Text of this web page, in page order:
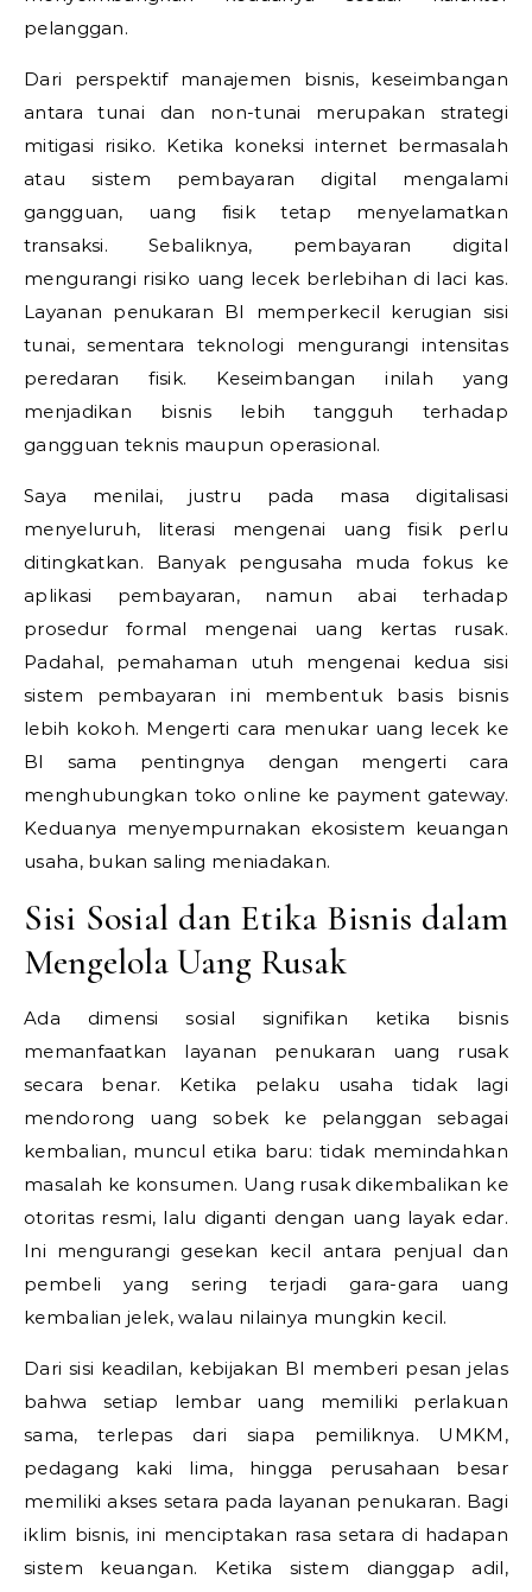
pelanggan.
Dari perspektif manajemen bisnis, keseimbangan
antara tunai dan non-tunai merupakan strategi
mitigasi risiko. Ketika koneksi internet bermasalah
atau sistem pembayaran digital mengalami
gangguan, uang fisik tetap menyelamatkan
transaksi. Sebaliknya, pembayaran digital
mengurangi risiko uang lecek berlebihan di laci kas.
Layanan penukaran BI memperkecil kerugian sisi
tunai, sementara teknologi mengurangi intensitas
peredaran fisik. Keseimbangan inilah yang
menjadikan bisnis lebih tangguh terhadap
gangguan teknis maupun operasional.
Saya menilai, justru pada masa digitalisasi
menyeluruh, literasi mengenai uang fisik perlu
ditingkatkan. Banyak pengusaha muda fokus ke
aplikasi pembayaran, namun abai terhadap
prosedur formal mengenai uang kertas rusak.
Padahal, pemahaman utuh mengenai kedua sisi
sistem pembayaran ini membentuk basis bisnis
lebih kokoh. Mengerti cara menukar uang lecek ke
BI sama pentingnya dengan mengerti cara
menghubungkan toko online ke payment gateway.
Keduanya menyempurnakan ekosistem keuangan
usaha, bukan saling meniadakan.
Sisi Sosial dan Etika Bisnis dalam
Mengelola Uang Rusak
Ada dimensi sosial signifikan ketika bisnis
memanfaatkan layanan penukaran uang rusak
secara benar. Ketika pelaku usaha tidak lagi
mendorong uang sobek ke pelanggan sebagai
kembalian, muncul etika baru: tidak memindahkan
masalah ke konsumen. Uang rusak dikembalikan ke
otoritas resmi, lalu diganti dengan uang layak edar.
Ini mengurangi gesekan kecil antara penjual dan
pembeli yang sering terjadi gara-gara uang
kembalian jelek, walau nilainya mungkin kecil.
Dari sisi keadilan, kebijakan BI memberi pesan jelas
bahwa setiap lembar uang memiliki perlakuan
sama, terlepas dari siapa pemiliknya. UMKM,
pedagang kaki lima, hingga perusahaan besar
memiliki akses setara pada layanan penukaran. Bagi
iklim bisnis, ini menciptakan rasa setara di hadapan
sistem keuangan. Ketika sistem dianggap adil,